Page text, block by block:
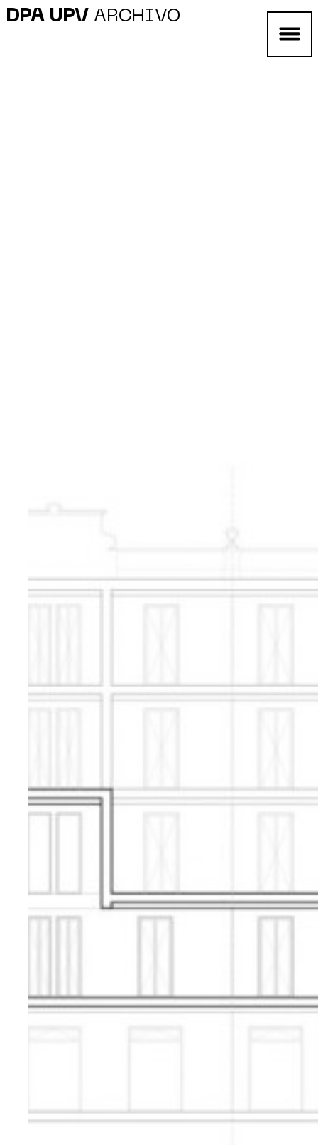
DPA UPV ARCHIVO